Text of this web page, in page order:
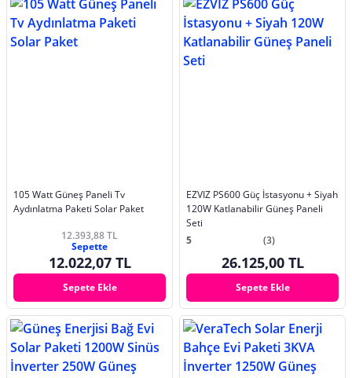
105 Watt Güneş Paneli Tv
Aydınlatma Paketi Solar Paket
12.393,88 TL
Sepette
12.022,07 TL
Sepete Ekle
EZVIZ PS600 Güç İstasyonu + Siyah
120W Katlanabilir Güneş Paneli
Seti
5
(3)
26.125,00 TL
Sepete Ekle